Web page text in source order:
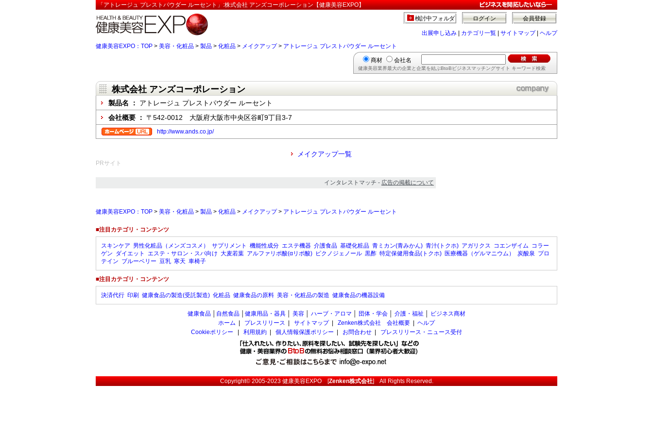
「アトレージュ プレストパウダー ルーセント」:株式会社 アンズコーポレーション【健康美容EXPO】
会員登録
ログイン
検討中フォルダ
出展申し込み カテゴリ一覧 サイトマップ| ヘルプ
健康美容EXPO：TOP > 美容・化粧品 > 製品 > 化粧品 > メイクアップ> アトレージュ プレストパウダー ルーセント
商材 会社名
健康美容業界最大の企業と企業を結ぶBtoBビジネスマッチングサイト キーワード検索
株式会社 アンズコーポレーション
製品名 ： アトレージュ プレストパウダー ルーセント
会社概要 ： 〒542-0012 大阪府大阪市中央区谷町9丁目3-7
http://www.ands.co.jp/
メイクアップ一覧
PRサイト
インタレストマッチ - 広告の掲載について
健康美容EXPO：TOP > 美容・化粧品 > 製品 > 化粧品 > メイクアップ> アトレージュ プレストパウダー ルーセント
■注目カテゴリ・コンテンツ
スキンケア 男性化粧品（メンズコスメ） サプリメント 機能性成分 エステ機器 介護食品 基礎化粧品 青ミカン(青みかん) 青汁(トクホ) アガリクス コエンザイム コラー
ゲン ダイエット エステ・サロン・スパ向け 大麦若葉 アルファリポ酸(αリポ酸) ピクノジェノール 黒酢 特定保健用食品(トクホ) 医療機器（ゲルマニウム） 炭酸泉 プロ
テイン ブルーベリー 豆乳 寒天 車椅子
■注目カテゴリ・コンテンツ
決済代行 印刷 健康食品の製造(受託製造) 化粧品 健康食品の原料 美容・化粧品の製造 健康食品の機器設備
健康食品 自然食品 健康用品・器具 美容 ハーブ・アロマ 団体・学会 介護・福祉
ビジネス商材
ホーム
プレスリリース サイトマップ| Zenken株式会社 会社概要
ヘルプ
Cookieポリシー
利用規約 個人情報保護ポリシー お問合わせ プレスリリース・ニュース受付
Copyright© 2005-2023健康美容EXPO[Zenken株式会社] All Rights Reserved.